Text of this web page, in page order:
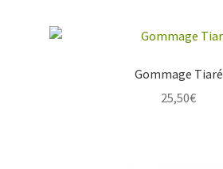
Gommage Tiaré
25,50€